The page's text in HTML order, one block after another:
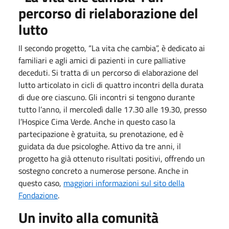
percorso di rielaborazione del
lutto
Il secondo progetto, “La vita che cambia”, è dedicato ai
familiari e agli amici di pazienti in cure palliative
deceduti. Si tratta di un percorso di elaborazione del
lutto articolato in cicli di quattro incontri della durata
di due ore ciascuno. Gli incontri si tengono durante
tutto l’anno, il mercoledì dalle 17.30 alle 19.30, presso
l’Hospice Cima Verde. Anche in questo caso la
partecipazione è gratuita, su prenotazione, ed è
guidata da due psicologhe. Attivo da tre anni, il
progetto ha già ottenuto risultati positivi, offrendo un
sostegno concreto a numerose persone. Anche in
questo caso, maggiori informazioni sul sito della
Fondazione.
Un invito alla comunità